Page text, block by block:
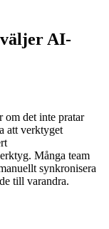
väljer AI-
om det inte pratar
att verktyget
Många team
synkronisera
till varandra.